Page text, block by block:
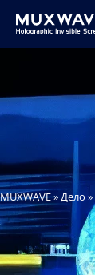
MUXWAVE»Дело »